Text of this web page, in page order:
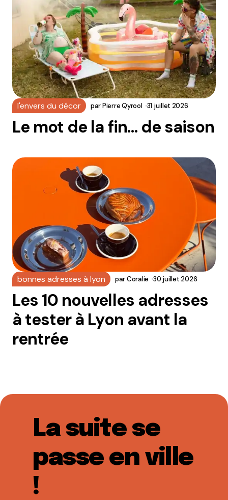
l'envers du décor parPierre Qyrool 31 juillet 2026
Le mot de la fin… de saison
bonnes adresses à lyon parCoralie 30 juillet 2026
Les 10 nouvelles adresses
à tester à Lyon avant la
rentrée
La suite se
passe en ville
!